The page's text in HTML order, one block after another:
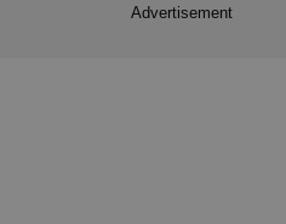
Advertisement